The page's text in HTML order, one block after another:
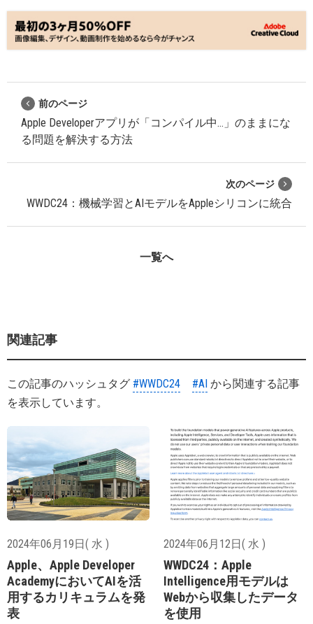
前のページ
Apple Developerアプリが「コンパイル中...」のままにな
る問題を解決する方法
次のページ
WWDC24：機械学習とAIモデルをAppleシリコンに統合
一覧へ
関連記事
この記事のハッシュタグ #WWDC24 #AI から関連する記事
を表示しています。
2024年06月19日( 水 )
Apple、Apple Developer
AcademyにおいてAIを活
用するカリキュラムを発
表
2024年06月12日( 水 )
WWDC24：Apple
Intelligence用モデルは
Webから収集したデータ
を使用